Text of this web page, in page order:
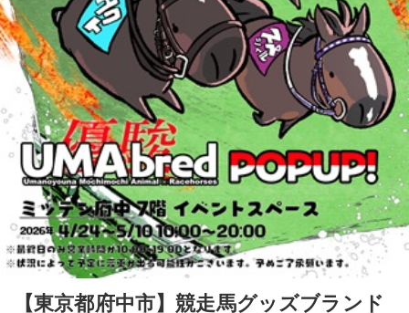
【東京都府中市】競走馬グッズブランド